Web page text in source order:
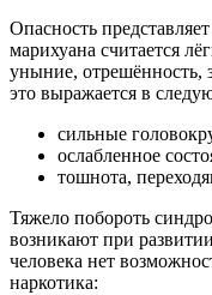
Опасность
марихуана считается
уныние, отрешённость,
это выражается в
сильные
ослабленное
тошнота,
Тяжело побороть
возникают при
человека нет
наркотика: